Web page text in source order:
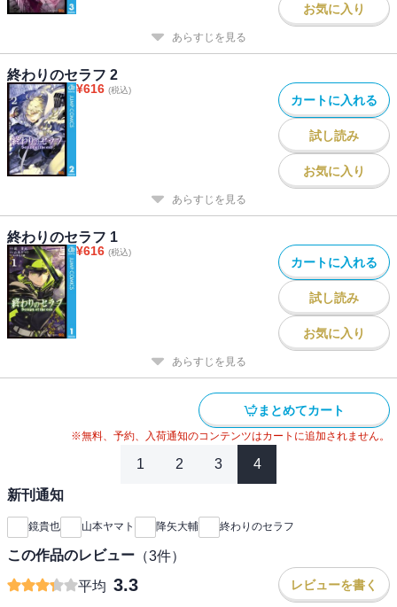
お気に入り
あらすじを見る
終わりのセラフ 2
¥616 (税込)
カートに入れる
試し読み
お気に入り
あらすじを見る
終わりのセラフ 1
¥616 (税込)
カートに入れる
試し読み
お気に入り
あらすじを見る
まとめてカート
※無料、予約、入荷通知のコンテンツはカートに追加されません。
1 2 3 4
新刊通知
鏡貴也 山本ヤマト 降矢大輔 終わりのセラフ
この作品のレビュー （3件）
平均 3.3 レビューを書く